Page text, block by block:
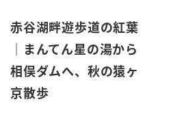
赤谷湖畔遊歩道の紅葉
｜まんてん星の湯から
相俣ダムへ、秋の猿ヶ
京散歩